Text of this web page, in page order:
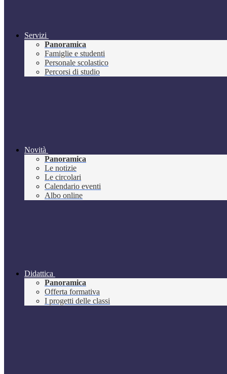
Servizi
Panoramica
Famiglie e studenti
Personale scolastico
Percorsi di studio
Novità
Panoramica
Le notizie
Le circolari
Calendario eventi
Albo online
Didattica
Panoramica
Offerta formativa
I progetti delle classi